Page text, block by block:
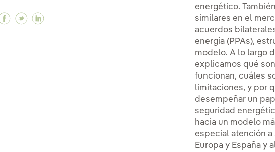
Facebook En un encuentro con Lula da Silva, Ignacio Galán
Twitter En un encuentro con Lula da Silva, Ignacio Galán
Linkedin En un encuentro con Lula da Silva, Ignacio
energético.
similares en el
acuerdos
energía (PPAs),
modelo. A lo largo
explicamos qué
funcionan, cuáles
limitaciones, y por
desempeñar un
seguridad
hacia un modelo
especial atención
Europa y España y